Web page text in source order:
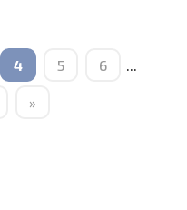
4 5 6
»